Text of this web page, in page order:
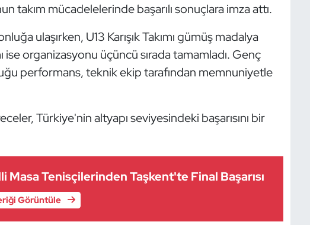
takım mücadelelerinde başarılı sonuçlara imza attı.
ulaşırken, U13 Karışık Takımı gümüş madalya
ise organizasyonu üçüncü sırada tamamladı. Genç
performans, teknik ekip tarafından memnuniyetle
Türkiye'nin altyapı seviyesindeki başarısını bir
Masa Tenisçilerinden Taşkent'te Final Başarısı
Görüntüle